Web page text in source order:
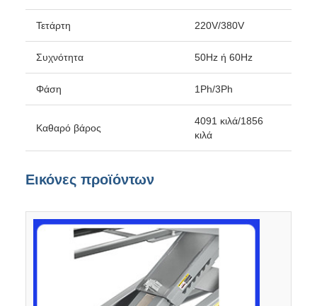
Τετάρτη 220V/380V
Συχνότητα 50Hz ή 60Hz
Φάση 1Ph/3Ph
Καθαρό βάρος
4091 κιλά/1856
κιλά
Εικόνες προϊόντων